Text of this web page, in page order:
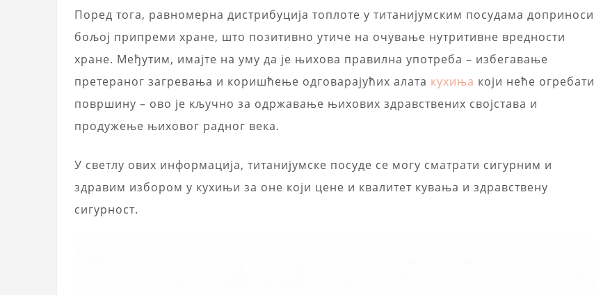
Поред тога, равномерна дистрибуција топлоте у титанијумским посудама доприноси
бољој припреми хране, што позитивно утиче на очување нутритивне вредности
хране. Међутим, имајте на уму да је њихова правилна употреба – избегавање
претераног загревања и коришћење одговарајућих алата кухиња који неће огребати
површину – ово је кључно за одржавање њихових здравствених својстава и
продужење њиховог радног века.
У светлу ових информација, титанијумске посуде се могу сматрати сигурним и
здравим избором у кухињи за оне који цене и квалитет кувања и здравствену
сигурност.